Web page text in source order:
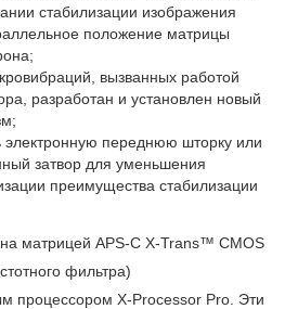
стабилизации изображения
положение матрицы
вызванных работой
разработан и установлен новый
электронную переднюю шторку или
затвор для уменьшения
преимущества стабилизации
матрицей APS-C X-Trans™ CMOS
фильтра)
процессором X-Processor Pro. Эти